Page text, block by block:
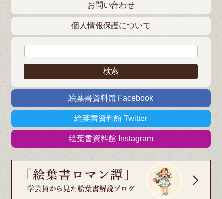
お問い合わせ
個人情報保護について
絵葉書資料館 Facebook
絵葉書資料館 Twitter
絵葉書資料館 Instagram